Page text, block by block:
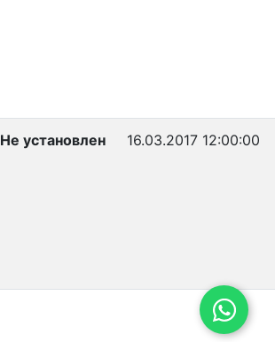
Не установлен 16.03.2017 12:00:00